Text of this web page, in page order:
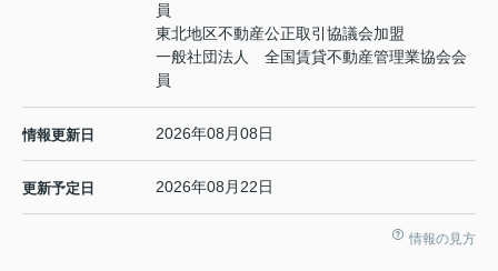
員
東北地区不動産公正取引協議会加盟
一般社団法人 全国賃貸不動産管理業協会会
員
情報更新日 2026年08月08日
更新予定日 2026年08月22日
情報の見方